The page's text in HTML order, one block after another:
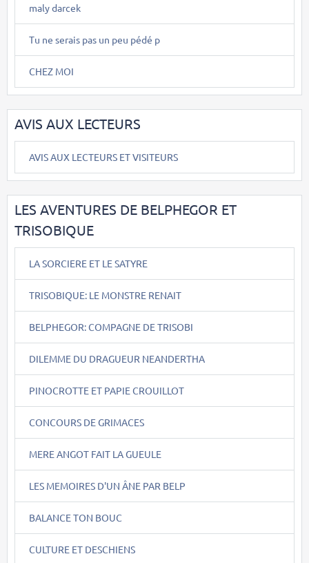
maly darcek
Tu ne serais pas un peu pédé p
CHEZ MOI
AVIS AUX LECTEURS
AVIS AUX LECTEURS ET VISITEURS
LES AVENTURES DE BELPHEGOR ET
TRISOBIQUE
LA SORCIERE ET LE SATYRE
TRISOBIQUE: LE MONSTRE RENAIT
BELPHEGOR: COMPAGNE DE TRISOBI
DILEMME DU DRAGUEUR NEANDERTHA
PINOCROTTE ET PAPIE CROUILLOT
CONCOURS DE GRIMACES
MERE ANGOT FAIT LA GUEULE
LES MEMOIRES D'UN ÂNE PAR BELP
BALANCE TON BOUC
CULTURE ET DESCHIENS